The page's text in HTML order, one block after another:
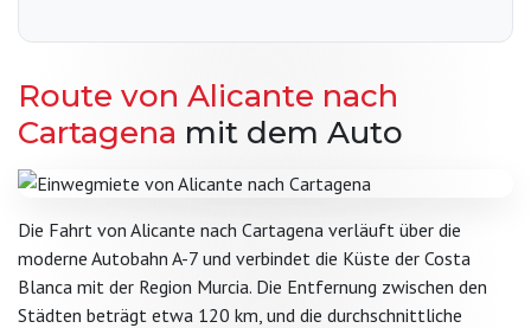
Route von Alicante nach
Cartagena mit dem Auto
Die Fahrt von Alicante nach Cartagena verläuft über die
moderne Autobahn A-7 und verbindet die Küste der Costa
Blanca mit der Region Murcia. Die Entfernung zwischen den
Städten beträgt etwa 120 km, und die durchschnittliche